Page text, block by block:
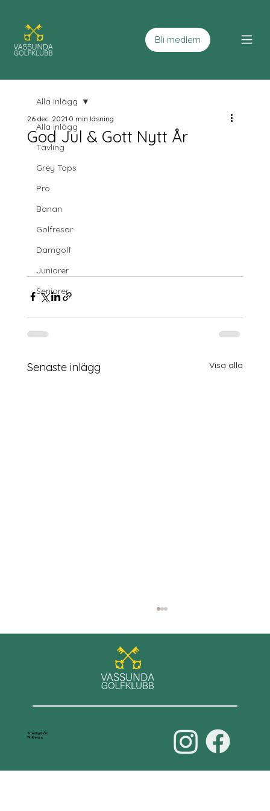
Bli medlem
Alla inlägg
Tävling
Grey Tops
Pro
Banan
Golfresor
Damgolf
Juniorer
Seniorer
Alla inlägg
God Jul & Gott Nytt År
26 dec. 20210 min läsning
Senaste inlägg Visa alla
Smedby Gård
741 Knivsta